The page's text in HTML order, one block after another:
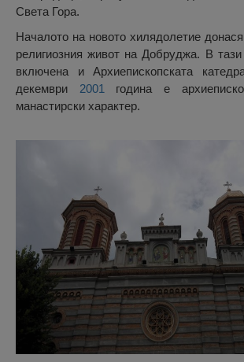
Света Гора.
Началото на новото хилядолетие
религиозния живот на Добруджа. В тази
включена и Архиепископската
декември 2001
година е
манастирски характер.